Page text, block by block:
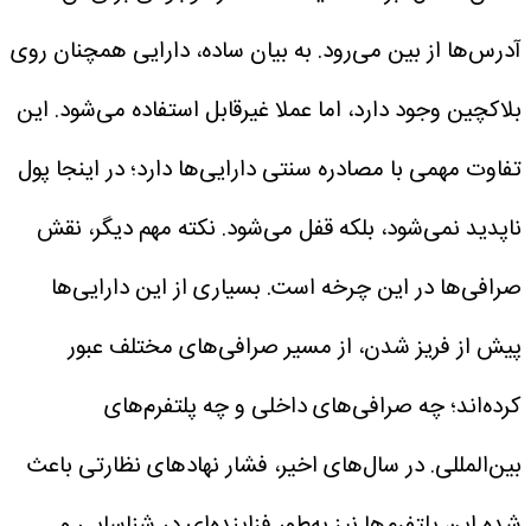
آدرس‌ها از بین می‌رود. به بیان ساده، دارایی همچنان روی
بلاکچین وجود دارد، اما عملا غیرقابل استفاده می‌شود. این
تفاوت مهمی با مصادره سنتی دارایی‌ها دارد؛ در اینجا پول
ناپدید نمی‌شود، بلکه قفل می‌شود. نکته مهم دیگر، نقش
صرافی‌ها در این چرخه است. بسیاری از این دارایی‌ها
پیش از فریز شدن، از مسیر صرافی‌های مختلف عبور
کرده‌اند؛ چه صرافی‌های داخلی و چه پلتفرم‌های
بین‌المللی. در سال‌های اخیر، فشار نهادهای نظارتی باعث